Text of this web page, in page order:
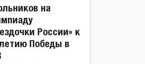
на
России» к
Победы в